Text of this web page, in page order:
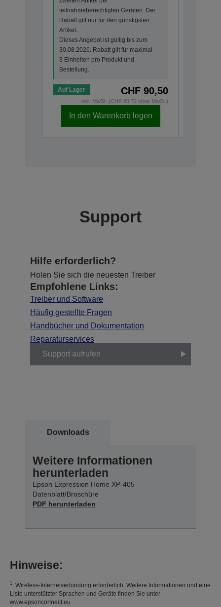
teilnahmeberechtigten Geräten. Der
Rabatt gilt nur für den günstigsten
Artikel.
Dieses Angebot ist gültig bis zum
30.08.2026. Rabatt gilt für maximal
3 Einheiten pro Produkt und
Bestellung.
Auf Lager CHF 90,50
inkl. MwSt. (CHF 83,72 ohne MwSt.)
In den Warenkorb legen
Support
Hilfe erforderlich?
Holen Sie sich die neuesten Treiber
Empfohlene Links:
Treiber und Software
Häufig gestellte Fragen
Handbücher und Dokumentation
Reparaturservices
Support aufrufen
Downloads
Weitere Informationen
herunterladen
Epson Expression Home XP-405
Datenblatt/Broschüre
PDF herunterladen
Hinweise:
1 Wireless-Internetverbindung erforderlich. Weitere Informationen und eine
Liste unterstützter Sprachen und Geräte finden Sie unter
www.epsonconnect.eu